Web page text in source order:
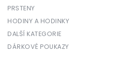
PRSTENY
HODINY A HODINKY
DALŠÍ KATEGORIE
DÁRKOVÉ POUKAZY